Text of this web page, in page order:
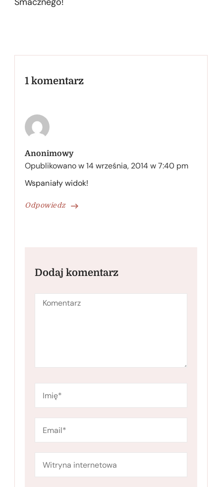
1 komentarz
Anonimowy
Opublikowano w14 września, 2014 w 7:40 pm
Odpowiedz
Wspaniały widok!
Dodaj komentarz